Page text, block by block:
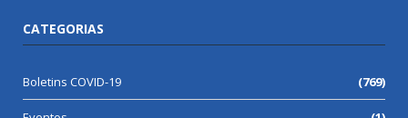
CATEGORIAS
Boletins COVID-19 (769)